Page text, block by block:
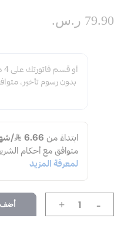
79.90 ر.س.‏
-
+ أضف